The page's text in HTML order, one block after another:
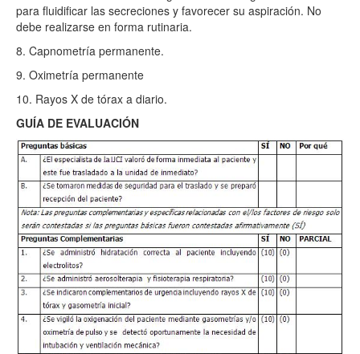
para fluidificar las secreciones y favorecer su aspiración. No
debe realizarse en forma rutinaria.
8. Capnometría permanente.
9. Oximetría permanente
10. Rayos X de tórax a diario.
GUÍA DE EVALUACIÓN